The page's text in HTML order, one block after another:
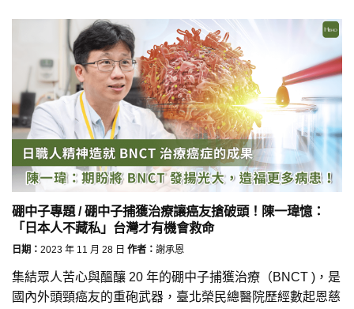
硼中子專題 / 硼中子捕獲治療讓癌友搶破頭！陳一瑋憶：
「日本人不藏私」台灣才有機會救命
日期： 2023 年 11 月 28 日 作者： 謝承恩
集結眾人苦心與醞釀 20 年的硼中子捕獲治療（BNCT )，是
國內外頭頸癌友的重砲武器，臺北榮民總醫院歷經數起恩慈